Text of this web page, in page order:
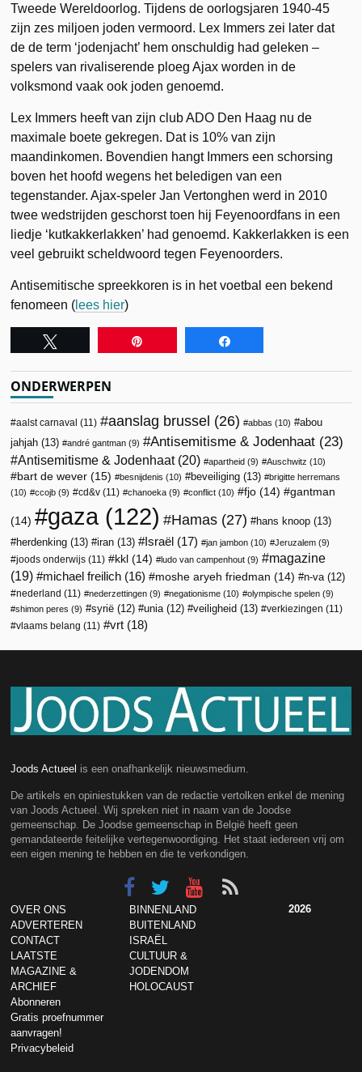
Tweede Wereldoorlog. Tijdens de oorlogsjaren 1940-45
zijn zes miljoen joden vermoord. Lex Immers zei later dat
de de term ‘jodenjacht’ hem onschuldig had geleken –
spelers van rivaliserende ploeg Ajax worden in de
volksmond vaak ook joden genoemd.
Lex Immers heeft van zijn club ADO Den Haag nu de
maximale boete gekregen. Dat is 10% van zijn
maandinkomen. Bovendien hangt Immers een schorsing
boven het hoofd wegens het beledigen van een
tegenstander. Ajax-speler Jan Vertonghen werd in 2010
twee wedstrijden geschorst toen hij Feyenoordfans in een
liedje ‘kutkakkerlakken’ had genoemd. Kakkerlakken is een
veel gebruikt scheldwoord tegen Feyenoorders.
Antisemitische spreekkoren is in het voetbal een bekend
fenomeen ( lees hier)
ONDERWERPEN
aalst carnaval (11) aanslag brussel (26) abbas (10)
abou
jahjah (13) andré gantman (9) Antisemitisme & Jodenhaat (23)
Antisemitisme & Jodenhaat(20) apartheid (9) Auschwitz (10)
bart de wever (15) besnijdenis (10) beveiliging (13)
brigitte herremans
(10)
ccojb (9) cd&v (11) chanoeka (9) conflict (10) fjo (14) gantman
(14) gaza (122) Hamas (27) hans knoop (13)
herdenking (13) iran (13) Israël (17) jan jambon (10) Jeruzalem (9)
joods onderwijs (11) kkl (14) ludo van campenhout (9)
magazine
(19)
michael freilich (16) moshe aryeh friedman (14) n-va (12)
nederland (11) nederzettingen (9) negationisme (10) olympische spelen (9)
shimon peres (9) syrië (12) unia (12) veiligheid (13) verkiezingen (11)
vlaams belang (11) vrt (18)
Joods Actueel is een onafhankelijk nieuwsmedium.
De artikels en opiniestukken van de redactie vertolken enkel de mening
van Joods Actueel. Wij spreken niet in naam van de Joodse
gemeenschap. De Joodse gemeenschap in België heeft geen
gemandateerde feitelijke vertegenwoordiging. Het staat iedereen vrij om
een eigen mening te hebben en die te verkondigen.
OVER ONS
ADVERTEREN
CONTACT
LAATSTE
MAGAZINE &
ARCHIEF
Abonneren
Gratis proefnummer
aanvragen!
Privacybeleid
BINNENLAND
BUITENLAND
ISRAËL
CULTUUR &
JODENDOM
HOLOCAUST
2026